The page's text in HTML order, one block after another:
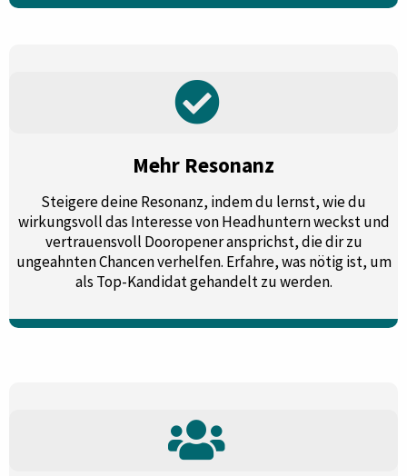
Mehr Resonanz
Steigere deine Resonanz, indem du lernst, wie du
wirkungsvoll das Interesse von Headhuntern weckst und
vertrauensvoll Dooropener ansprichst, die dir zu
ungeahnten Chancen verhelfen. Erfahre, was nötig ist, um
als Top-Kandidat gehandelt zu werden.